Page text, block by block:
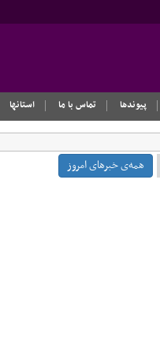
پیوندها تماس با ما استانها
همه‌ی خبرهای امروز